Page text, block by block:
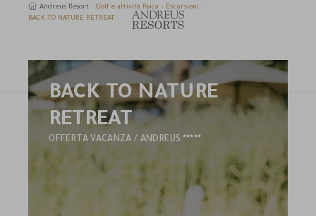
Andreus Resort Golf e attività fisica
Escursioni
BACK TO NATURE RETREAT
BACK TO NATURE
RETREAT
OFFERTA VACANZA / ANDREUS
5